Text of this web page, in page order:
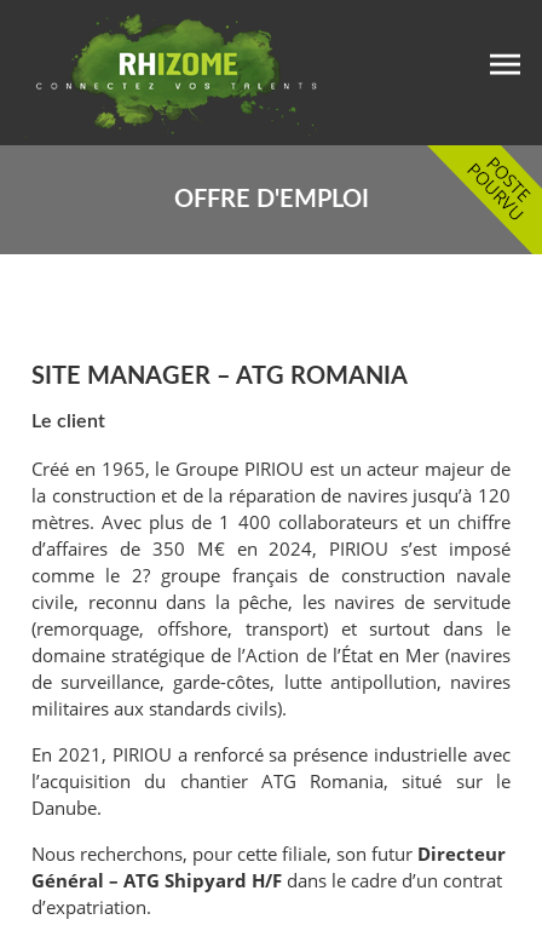
OFFRE D'EMPLOI
SITE MANAGER – ATG ROMANIA
Le client
Créé en 1965, le Groupe PIRIOU est un acteur majeur de
la construction et de la réparation de navires jusqu’à 120
mètres. Avec plus de 1 400 collaborateurs et un chiffre
d’affaires de 350 M€ en 2024, PIRIOU s’est imposé
comme le 2? groupe français de construction navale
civile, reconnu dans la pêche, les navires de servitude
(remorquage, offshore, transport) et surtout dans le
domaine stratégique de l’Action de l’État en Mer (navires
de surveillance, garde-côtes, lutte antipollution, navires
militaires aux standards civils).
En 2021, PIRIOU a renforcé sa présence industrielle avec
l’acquisition du chantier ATG Romania, situé sur le
Danube.
Nous recherchons, pour cette filiale, son futur Directeur
Général – ATG Shipyard H/F dans le cadre d’un contrat
d’expatriation.